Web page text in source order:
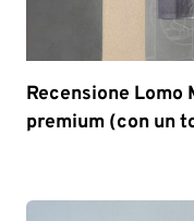
Recensione
premium (con un